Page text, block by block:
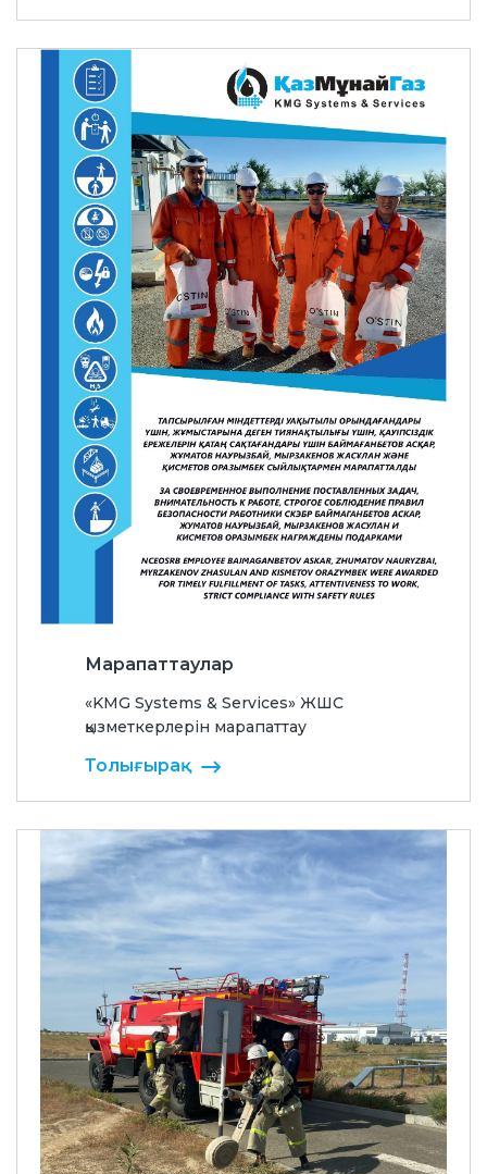
Марапаттаулар
«KMG Systems & Services» ЖШС
қызметкерлерін марапаттау
Толығырақ